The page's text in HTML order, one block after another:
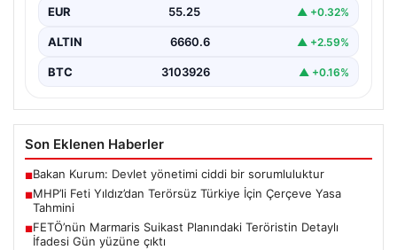
EUR 55.25 ▲ +0.32%
ALTIN 6660.6 ▲ +2.59%
BTC 3103926 ▲ +0.16%
Son Eklenen Haberler
■Bakan Kurum: Devlet yönetimi ciddi bir sorumluluktur
■MHP’li Feti Yıldız’dan Terörsüz Türkiye İçin Çerçeve Yasa
Tahmini
■FETÖ’nün Marmaris Suikast Planındaki Teröristin Detaylı
İfadesi Gün yüzüne çıktı